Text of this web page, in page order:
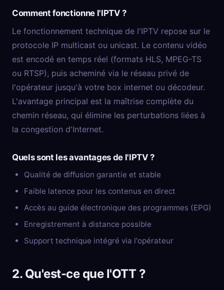
Comment fonctionne l'IPTV ?
Le fonctionnement technique de l'IPTV repose sur le
protocole IP multicast ou unicast. Le contenu vidéo
est encodé en temps réel (formats HLS, MPEG-TS
ou RTSP), puis acheminé via le réseau privé de
l'opérateur jusqu'à votre box internet ou décodeur.
L'avantage principal est la maîtrise complète du
chemin réseau, qui élimine les perturbations liées à
la congestion d'Internet.
Quels sont les avantages de l'IPTV ?
Qualité de diffusion garantie et stable
Faible latence pour les contenus en direct
Accès au guide électronique des programmes (EPG)
Enregistrement à distance possible
Support technique intégré via l'opérateur
2. Qu'est-ce que l'OTT ?